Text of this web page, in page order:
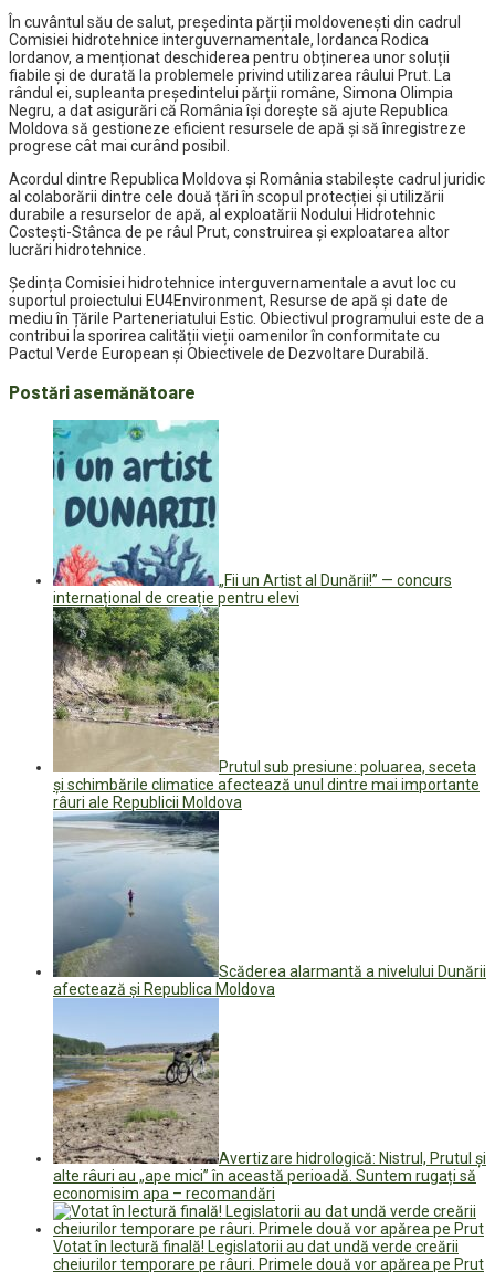
În cuvântul său de salut, președinta părții moldovenești din cadrul
Comisiei hidrotehnice interguvernamentale, Iordanca Rodica
Iordanov, a menționat deschiderea pentru obținerea unor soluții
fiabile și de durată la problemele privind utilizarea râului Prut. La
rândul ei, supleanta președintelui părții române, Simona Olimpia
Negru, a dat asigurări că România își dorește să ajute Republica
Moldova să gestioneze eficient resursele de apă și să înregistreze
progrese cât mai curând posibil.
Acordul dintre Republica Moldova și România stabilește cadrul juridic
al colaborării dintre cele două țări în scopul protecției și utilizării
durabile a resurselor de apă, al exploatării Nodului Hidrotehnic
Costeşti-Stânca de pe râul Prut, construirea şi exploatarea altor
lucrări hidrotehnice.
Ședința Comisiei hidrotehnice interguvernamentale a avut loc cu
suportul proiectului EU4Environment, Resurse de apă și date de
mediu în Țările Parteneriatului Estic. Obiectivul programului este de a
contribui la sporirea calității vieții oamenilor în conformitate cu
Pactul Verde European și Obiectivele de Dezvoltare Durabilă.
Postări asemănătoare
„Fii un Artist al Dunării!” — concurs
internațional de creație pentru elevi
Prutul sub presiune: poluarea, seceta
și schimbările climatice afectează unul dintre mai importante
râuri ale Republicii Moldova
Scăderea alarmantă a nivelului Dunării
afectează și Republica Moldova
Avertizare hidrologică: Nistrul, Prutul și
alte râuri au „ape mici” în această perioadă. Suntem rugați să
economisim apa – recomandări
Votat în lectură finală! Legislatorii au dat undă verde creării
cheiurilor temporare pe râuri. Primele două vor apărea pe Prut